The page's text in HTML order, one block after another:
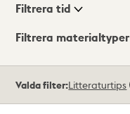
Visningsläge
Filtrera tid
Filtrera materialtyper
träffar
Valda filter:Litteraturtips